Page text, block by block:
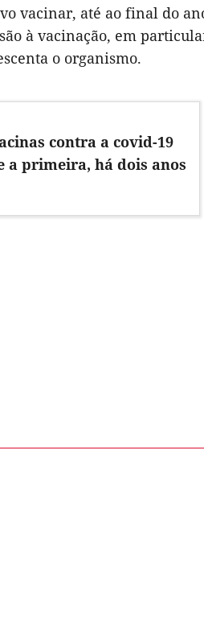
vacinar, até ao final do
à vacinação, em
o organismo.
contra a covid-19
a primeira, há dois anos